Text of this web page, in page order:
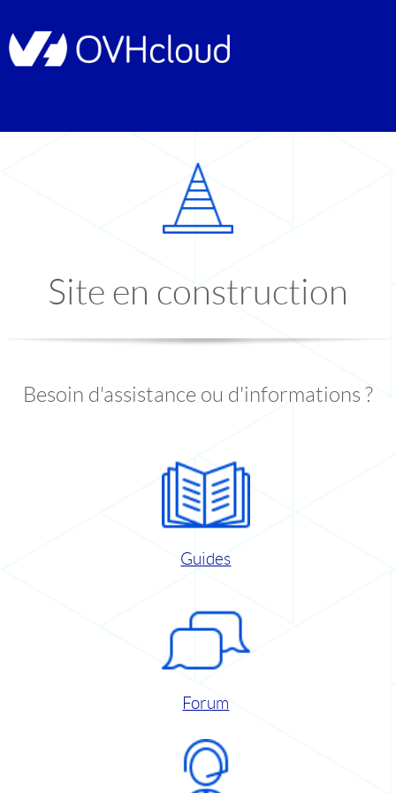
Site en construction
Besoin d'assistance ou d'informations ?
Guides
Forum